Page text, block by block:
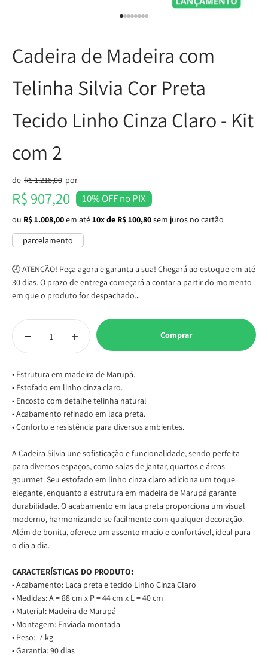
Cadeira de Madeira com
Telinha Silvia Cor Preta
Tecido Linho Cinza Claro - Kit
com 2
Preço normal
de R$ 1.218,00 por
Preço promocional
R$ 907,20 10% OFF no PIX
ou R$ 1.008,00em até10x de R$ 100,80sem juros no cartão
parcelamento
🕗 ATENÇÃO! Peça agora e garanta a sua! Chegará ao estoque em até
30 dias. O prazo de entrega começará a contar a partir do momento
em que o produto for despachado..
Comprar
• Estrutura em madeira de Marupá.
• Estofado em linho cinza claro.
• Encosto com detalhe telinha natural
• Acabamento refinado em laca preta.
• Conforto e resistência para diversos ambientes.
A Cadeira Silvia une sofisticação e funcionalidade, sendo perfeita
para diversos espaços, como salas de jantar, quartos e áreas
gourmet. Seu estofado em linho cinza claro adiciona um toque
elegante, enquanto a estrutura em madeira de Marupá garante
durabilidade. O acabamento em laca preta proporciona um visual
moderno, harmonizando-se facilmente com qualquer decoração.
Além de bonita, oferece um assento macio e confortável, ideal para
o dia a dia.
CARACTERÍSTICAS DO PRODUTO:
• Acabamento: Laca preta e tecido Linho Cinza Claro
• Medidas: A = 88 cm x P = 44 cm x L = 40 cm
• Material: Madeira de Marupá
• Montagem: Enviada montada
• Peso: 7 kg
• Garantia: 90 dias